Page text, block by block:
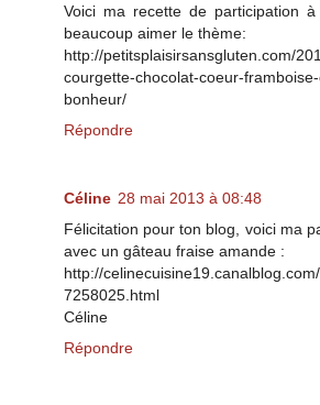
Voici ma recette de participation
beaucoup aimer le thème:
http://petitsplaisirsansgluten.com/
courgette-chocolat-coeur-
bonheur/
Répondre
Céline 28 mai 2013 à 08:48
Félicitation pour ton blog, voici ma
avec un gâteau fraise amande :
http://
7258025.html
Céline
Répondre